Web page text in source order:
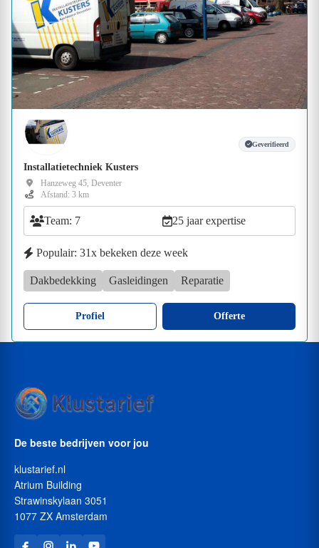
Geverifieerd
Installatietechniek Kusters
Hanzeweg 45, Deventer
Afstand: 3 km
Team: 7 25 jaar expertise
Populair: 31x bekeken deze week
Dakbedekking Gasleidingen Reparatie
Profiel Offerte
De beste bedrijven voor jou
klustarief.nl
Atrium Building
Strawinskylaan 3051
1077 ZX Amsterdam